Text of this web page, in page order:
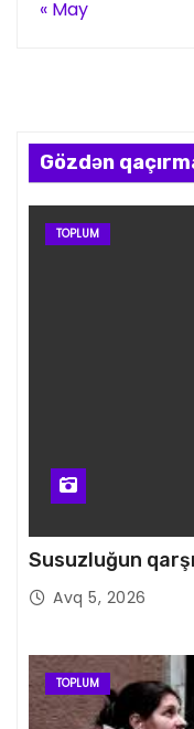
« May
Gözdən
TOPLUM
Susuzluğun
Avq 5, 2026
TOPLUM